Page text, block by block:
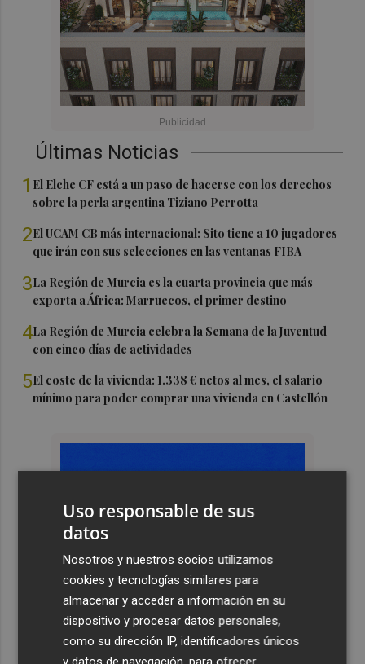
Últimas Noticias
1 El Elche CF está a un paso de hacerse con los derechos
sobre la perla argentina Tiziano Perrotta
2El UCAM CB más internacional: Sito tiene a 10 jugadores
que irán con sus selecciones en las ventanas FIBA
3La Región de Murcia es la cuarta provincia que más
exporta a África: Marruecos, el primer destino
4La Región de Murcia celebra la Semana de la Juventud
con cinco días de actividades
5El coste de la vivienda: 1.338 € netos al mes, el salario
mínimo para poder comprar una vivienda en Castellón
Uso responsable de sus
datos
Nosotros y nuestros socios utilizamos
cookies y tecnologías similares para
almacenar y acceder a información en su
dispositivo y procesar datos personales,
como su dirección IP, identificadores únicos